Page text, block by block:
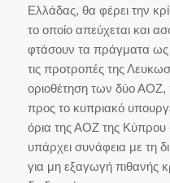
Ελλάδας, θα φέρει την
το οποίο απεύχεται και
φτάσουν τα πράγματα ως
τις προτροπές της
οριοθέτηση των δύο ΑΟΖ,
προς το κυπριακό
όρια της ΑΟΖ της Κύπρου
υπάρχει συνάφεια με τη
για μη εξαγωγή πιθανής